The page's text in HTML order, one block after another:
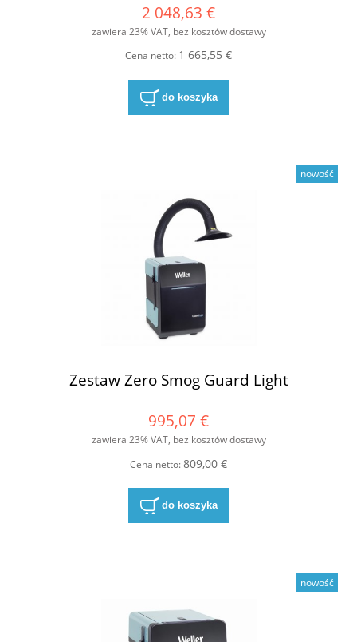
2 048,63 €
zawiera 23% VAT, bez kosztów dostawy
Cena netto: 1 665,55 €
do koszyka
Zestaw Zero Smog Guard Light
995,07 €
zawiera 23% VAT, bez kosztów dostawy
Cena netto:809,00 €
do koszyka
nowość
nowość